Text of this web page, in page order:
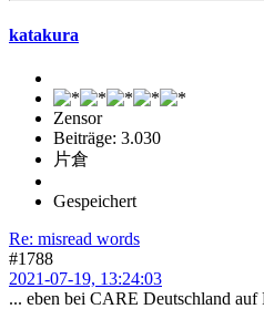
katakura
Zensor
Beiträge: 3.030
片倉
Gespeichert
Re: misread words
#1788
2021-07-19, 13:24:03
... eben bei CARE Deutschland auf